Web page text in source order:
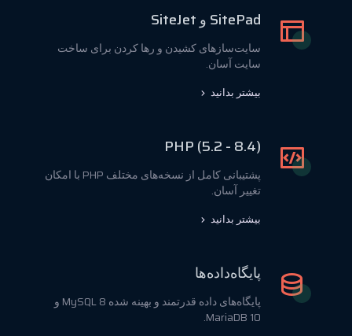
SitePad و SiteJet
سایت‌سازهای کشیدن و رها کردن برای ساخت
سایت آسان.
بیشتر بدانید
PHP (5.2 - 8.4)
پشتیبانی کامل از نسخه‌های مختلف PHP با امکان
تغییر آسان.
بیشتر بدانید
پایگاه‌داده‌ها
پایگاه‌های داده قدرتمند و بهینه شده MySQL 8 و
MariaDB 10.